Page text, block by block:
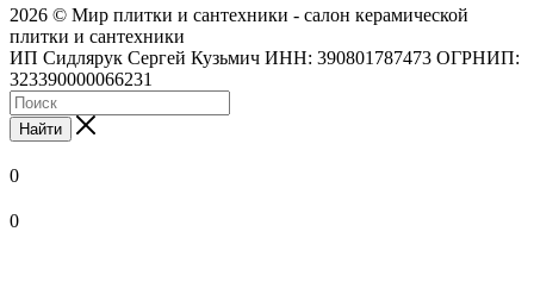
2026 © Мир плитки и сантехники - салон керамической
плитки и сантехники
ИП Сидлярук Сергей Кузьмич ИНН: 390801787473 ОГРНИП:
323390000066231
Найти
0
0